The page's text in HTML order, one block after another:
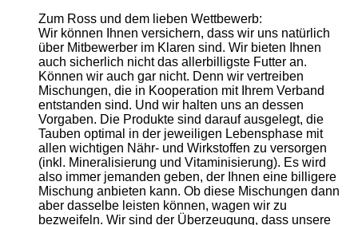
Zum Ross und dem lieben Wettbewerb:
Wir können Ihnen versichern, dass wir uns natürlich
über Mitbewerber im Klaren sind. Wir bieten Ihnen
auch sicherlich nicht das allerbilligste Futter an.
Können wir auch gar nicht. Denn wir vertreiben
Mischungen, die in Kooperation mit Ihrem Verband
entstanden sind. Und wir halten uns an dessen
Vorgaben. Die Produkte sind darauf ausgelegt, die
Tauben optimal in der jeweiligen Lebensphase mit
allen wichtigen Nähr- und Wirkstoffen zu versorgen
(inkl. Mineralisierung und Vitaminisierung). Es wird
also immer jemanden geben, der Ihnen eine billigere
Mischung anbieten kann. Ob diese Mischungen dann
aber dasselbe leisten können, wagen wir zu
bezweifeln. Wir sind der Überzeugung, dass unsere